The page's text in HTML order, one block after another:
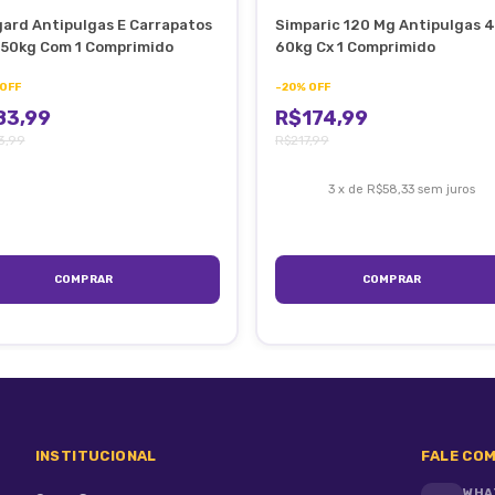
Antipulgas E Carrapatos
50kg Com 1 Comprimido
OFF
Simparic 120 Mg Antipulgas
60kg Cx 1 Comprimido
-20% OFF
R$174,99
R$217,99
3 x de R$58,33 sem juros
INSTITUCIONAL FALE